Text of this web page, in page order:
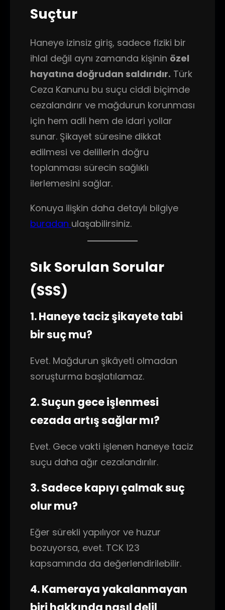
Suçtur
Haneye izinsiz giriş, sadece fiziki bir
ihlal değil aynı zamanda kişinin özel
hayatına doğrudan saldırıdır. Türk
Ceza Kanunu bu suçu ciddi biçimde
cezalandırır ve mağdurun korunması
için hem adli hem de idari yollar
sunar. Şikayet süresine dikkat
edilmesi ve delillerin doğru
toplanması sürecin sağlıklı
ilerlemesini sağlar.
Konuya ilişkin daha detaylı bilgiye
buradan ulaşabilirsiniz.
Sık Sorulan Sorular
(SSS)
1. Haneye taciz şikayete tabi
bir suç mu?
Evet. Mağdurun şikâyeti olmadan
soruşturma başlatılamaz.
2. Suçun gece işlenmesi
cezada artış sağlar mı?
Evet. Gece vakti işlenen haneye taciz
suçu daha ağır cezalandırılır.
3. Sadece kapıyı çalmak suç
olur mu?
Eğer sürekli yapılıyor ve huzur
bozuyorsa, evet. TCK 123
kapsamında da değerlendirilebilir.
4. Kameraya yakalanmayan